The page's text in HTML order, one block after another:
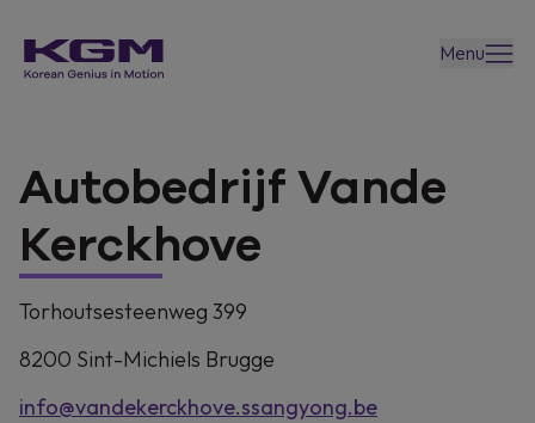
Menu
Autobedrijf Vande
Kerckhove
Torhoutsesteenweg 399
8200 Sint-Michiels Brugge
info@vandekerckhove.ssangyong.be